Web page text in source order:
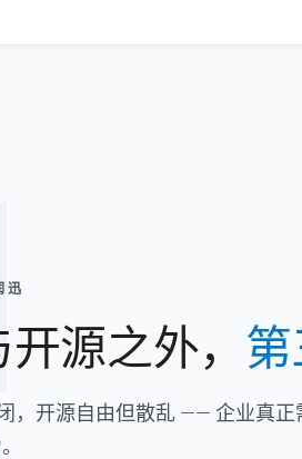
迅
源之外，
，开源自由但散乱 —— 企业真